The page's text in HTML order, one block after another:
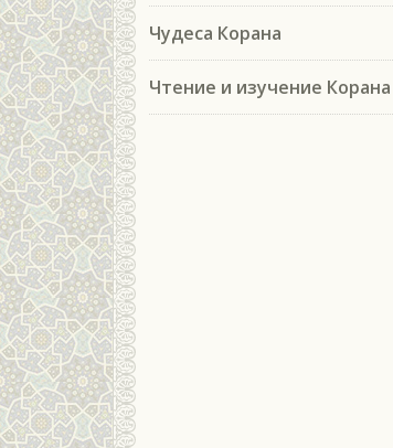
Чудеса Корана
Чтение и изучение Корана